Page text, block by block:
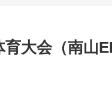
大会（南山